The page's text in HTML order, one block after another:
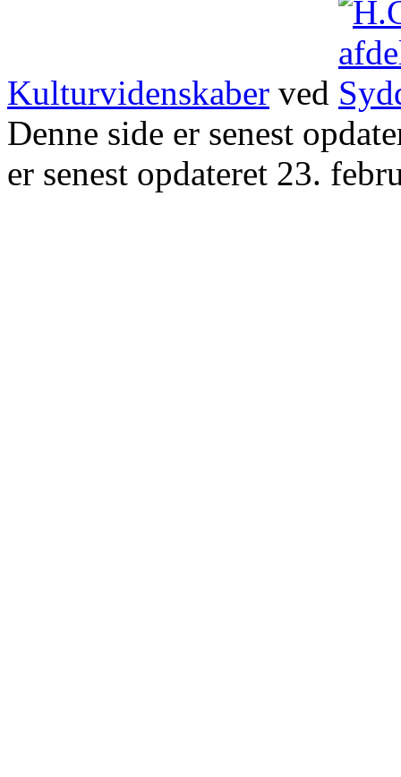
Kulturvidenskaber ved
Denne side er senest
er senest opdateret 23.